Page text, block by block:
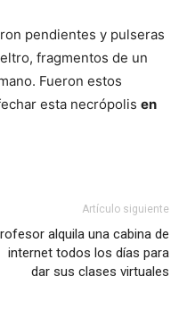
pendientes y pulseras
fragmentos de un
Fueron estos
esta necrópolis en
Artículo siguiente
alquila una cabina de
internet todos los días para
dar sus clases virtuales